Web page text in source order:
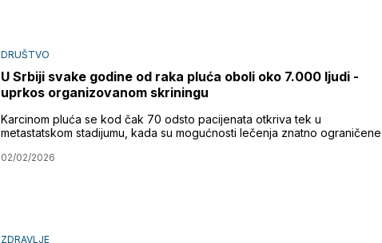
DRUŠTVO
U Srbiji svake godine od raka pluća oboli oko 7.000 ljudi -
uprkos organizovanom skriningu
Karcinom pluća se kod čak 70 odsto pacijenata otkriva tek u
metastatskom stadijumu, kada su mogućnosti lečenja znatno ograničene
02/02/2026
ZDRAVLJE